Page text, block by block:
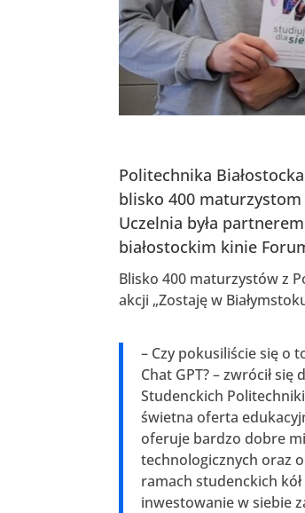
Politechnika
blisko 400 maturzystom
Uczelnia była
białostockim kinie
Blisko 400 maturzystów z
akcji „Zostaję w
– Czy pokusiliście się o
Chat GPT? – zwrócił
Studenckich
świetna oferta
oferuje bardzo dobre
technologicznych oraz
ramach studenckich
inwestowanie w siebie